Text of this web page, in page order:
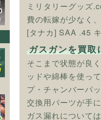
ミリタリーグッズ
費の転嫁が少なく
[タナカ] SAA .45
ガスガンを買取
そこまで状態が良
ッドや綿棒を使っ
プ・チャンバーパ
交換用パーツが手
ガス漏れについて